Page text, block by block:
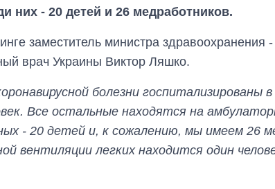
них - 20 детей и 26 медработников.
заместитель министра здравоохранения
врач Украины Виктор Ляшко.
болезни госпитализированы
Все остальные находятся на
- 20 детей и, к сожалению, мы имеем 26
вентиляции легких находится один